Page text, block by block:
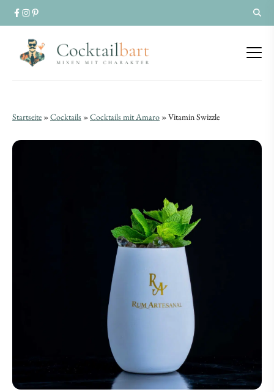
Vitamin
Swizzle
Vitamin
Swizzle
Startseite »Cocktails »Cocktails mit Amaro »Vitamin Swizzle